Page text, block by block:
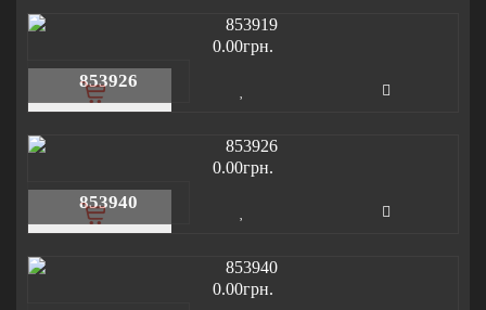
0.00грн.
853926
0.00грн.
853940
0.00грн.